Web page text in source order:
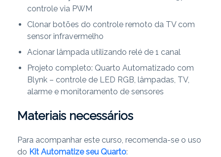
controle via PWM
Clonar botões do controle remoto da TV com
sensor infravermelho
Acionar lâmpada utilizando relé de 1 canal
Projeto completo: Quarto Automatizado com
Blynk – controle de LED RGB, lâmpadas, TV,
alarme e monitoramento de sensores
Materiais necessários
Para acompanhar este curso, recomenda-se o uso
do Kit Automatize seu Quarto: